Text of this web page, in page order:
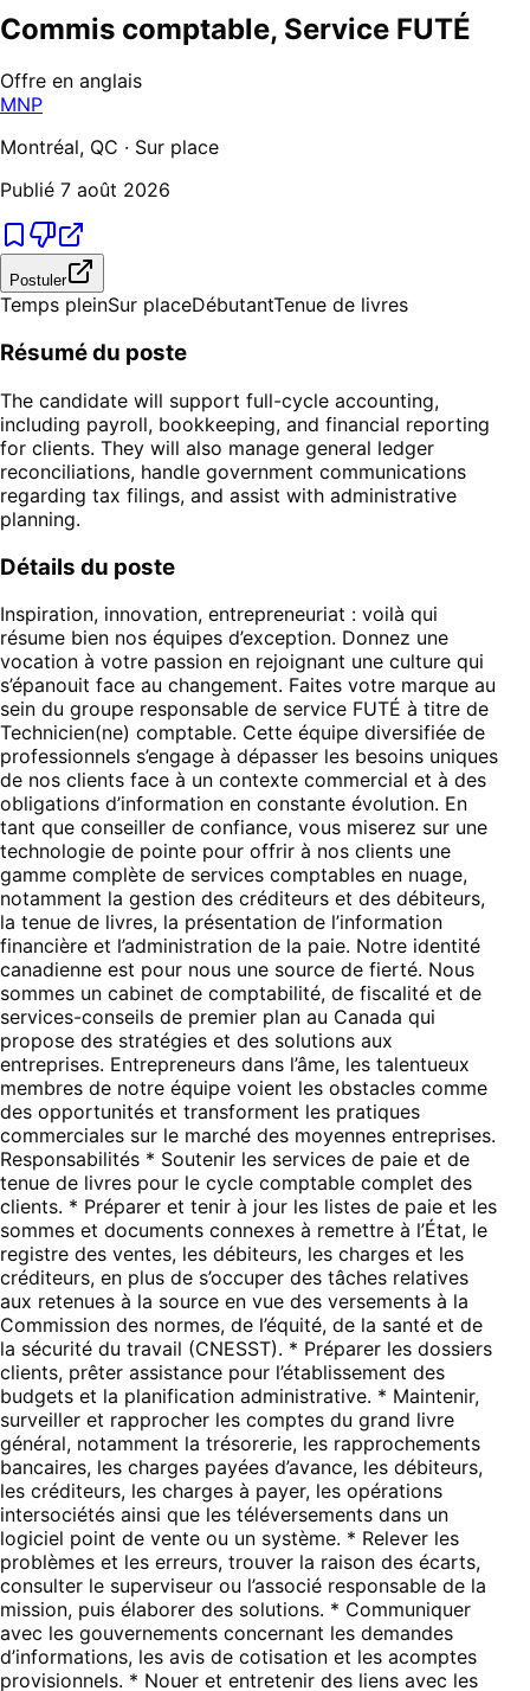
Commis comptable, Service FUTÉ
Offre en anglais
MNP
Montréal, QC · Sur place
Publié 7 août 2026
Postuler
Temps pleinSur placeDébutantTenue de livres
Résumé du poste
The candidate will support full-cycle accounting,
including payroll, bookkeeping, and financial reporting
for clients. They will also manage general ledger
reconciliations, handle government communications
regarding tax filings, and assist with administrative
planning.
Détails du poste
Inspiration, innovation, entrepreneuriat : voilà qui
résume bien nos équipes d’exception. Donnez une
vocation à votre passion en rejoignant une culture qui
s’épanouit face au changement. Faites votre marque au
sein du groupe responsable de service FUTÉ à titre de
Technicien(ne) comptable. Cette équipe diversifiée de
professionnels s’engage à dépasser les besoins uniques
de nos clients face à un contexte commercial et à des
obligations d’information en constante évolution. En
tant que conseiller de confiance, vous miserez sur une
technologie de pointe pour offrir à nos clients une
gamme complète de services comptables en nuage,
notamment la gestion des créditeurs et des débiteurs,
la tenue de livres, la présentation de l’information
financière et l’administration de la paie. Notre identité
canadienne est pour nous une source de fierté. Nous
sommes un cabinet de comptabilité, de fiscalité et de
services-conseils de premier plan au Canada qui
propose des stratégies et des solutions aux
entreprises. Entrepreneurs dans l’âme, les talentueux
membres de notre équipe voient les obstacles comme
des opportunités et transforment les pratiques
commerciales sur le marché des moyennes entreprises.
Responsabilités * Soutenir les services de paie et de
tenue de livres pour le cycle comptable complet des
clients. * Préparer et tenir à jour les listes de paie et les
sommes et documents connexes à remettre à l’État, le
registre des ventes, les débiteurs, les charges et les
créditeurs, en plus de s’occuper des tâches relatives
aux retenues à la source en vue des versements à la
Commission des normes, de l’équité, de la santé et de
la sécurité du travail (CNESST). * Préparer les dossiers
clients, prêter assistance pour l’établissement des
budgets et la planification administrative. * Maintenir,
surveiller et rapprocher les comptes du grand livre
général, notamment la trésorerie, les rapprochements
bancaires, les charges payées d’avance, les débiteurs,
les créditeurs, les charges à payer, les opérations
intersociétés ainsi que les téléversements dans un
logiciel point de vente ou un système. * Relever les
problèmes et les erreurs, trouver la raison des écarts,
consulter le superviseur ou l’associé responsable de la
mission, puis élaborer des solutions. * Communiquer
avec les gouvernements concernant les demandes
d’informations, les avis de cotisation et les acomptes
provisionnels. * Nouer et entretenir des liens avec les